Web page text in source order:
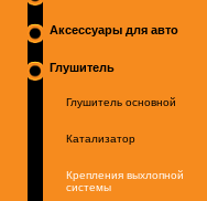
Аксессуары для авто
Глушитель
Глушитель основной
Катализатор
Крепления выхлопной
системы